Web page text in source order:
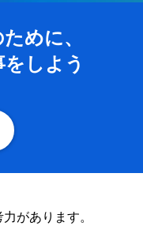
めに、
しよう
があります。